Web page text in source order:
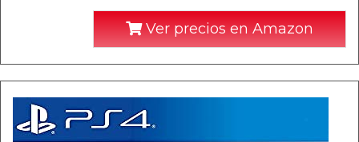
Ver precios en Amazon